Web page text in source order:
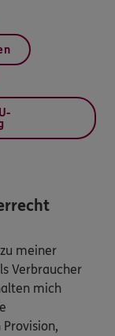
meiner
Verbraucher
mich